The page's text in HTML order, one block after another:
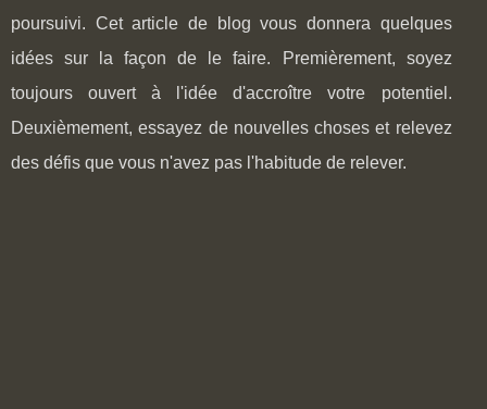
poursuivi. Cet article de blog vous donnera quelques
idées sur la façon de le faire. Premièrement, soyez
toujours ouvert à l'idée d'accroître votre potentiel.
Deuxièmement, essayez de nouvelles choses et relevez
des défis que vous n'avez pas l'habitude de relever.